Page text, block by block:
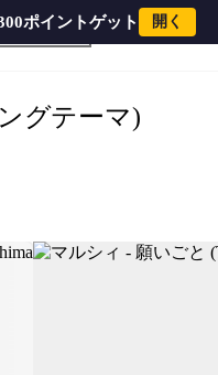
ポイントゲット 開く
グテーマ)